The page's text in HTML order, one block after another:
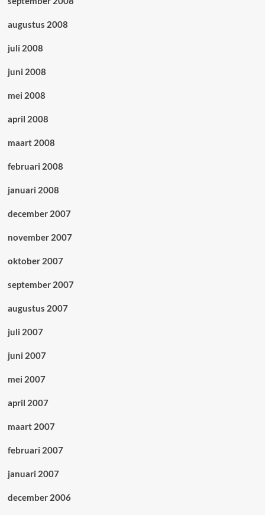
augustus 2008
juli 2008
juni 2008
mei 2008
april 2008
maart 2008
februari 2008
januari 2008
december 2007
november 2007
oktober 2007
september 2007
augustus 2007
juli 2007
juni 2007
mei 2007
april 2007
maart 2007
februari 2007
januari 2007
december 2006